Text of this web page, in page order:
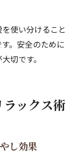
使い分けること
。安全のために
切です。
ックス術
し効果